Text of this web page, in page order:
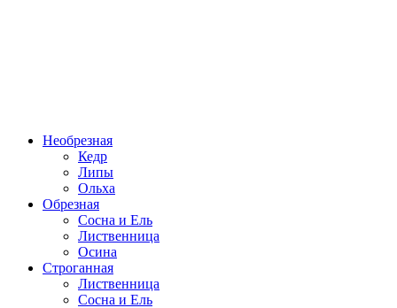
Необрезная
Кедр
Липы
Ольха
Обрезная
Cосна и Ель
Лиственница
Осина
Строганная
Лиственница
Сосна и Ель